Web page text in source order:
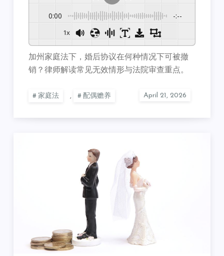
0:00 -:--
1x
加州家庭法下，婚后协议在何种情况下可被撤
销？律师解读常见无效情形与法院审查重点。
家庭法 , 配偶赡养